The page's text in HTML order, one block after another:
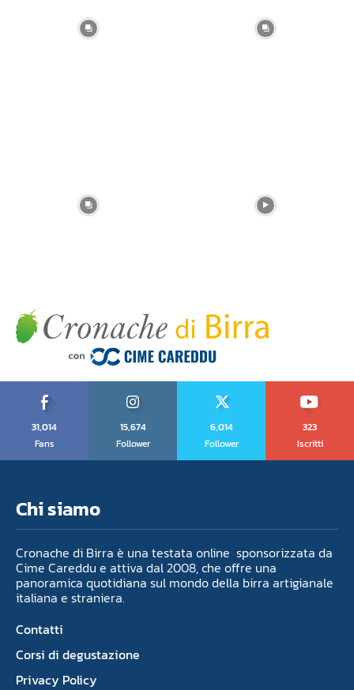
31,014
Fans
15,674
Follower
6,014
Follower
323
Iscritti
Chi siamo
Cronache di Birra è una testata online sponsorizzata da
Cime Careddu e attiva dal 2008, che offre una
panoramica quotidiana sul mondo della birra artigianale
italiana e straniera.
Contatti
Corsi di degustazione
Privacy Policy